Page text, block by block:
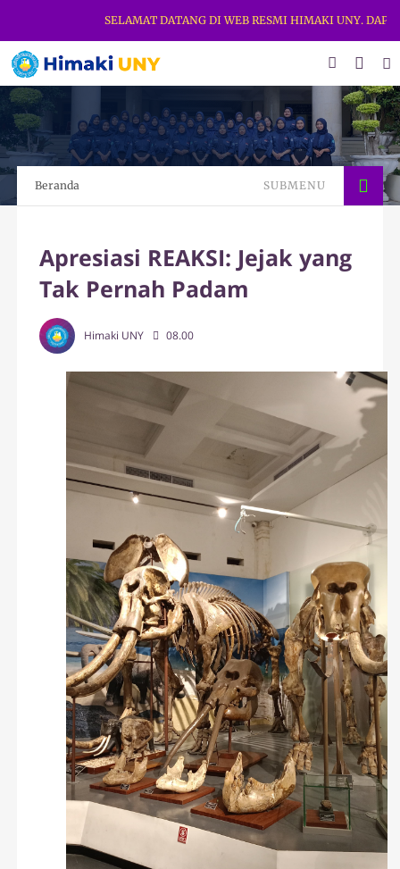
SELAMAT DATANG DI WEB RESMI HIMAKI UNY.
Beranda SUBMENU
Apresiasi REAKSI: Jejak yang
Tak Pernah Padam
Himaki UNY 08.00